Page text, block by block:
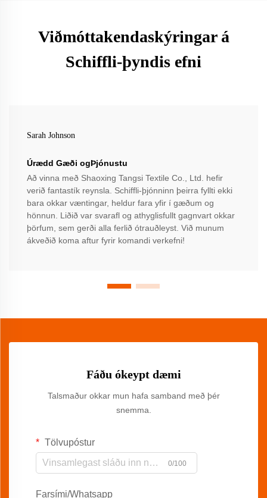
Viðmóttakendaskýringar á
Schiffli-þyndis efni
Sarah Johnson
Úrædd Gæði ogÞjónustu
Að vinna með Shaoxing Tangsi Textile Co., Ltd. hefir
verið fantastík reynsla. Schiffli-þjónninn þeirra fyllti ekki
bara okkar væntingar, heldur fara yfir í gæðum og
hönnun. Liðið var svarafl og athyglisfullt gagnvart okkar
þörfum, sem gerði alla ferlið ótrauðleyst. Við munum
ákveðið koma aftur fyrir komandi verkefni!
Fáðu ókeypt dæmi
Talsmaður okkar mun hafa samband með þér
snemma.
Tölvupóstur
0/100
Farsími/Whatsapp